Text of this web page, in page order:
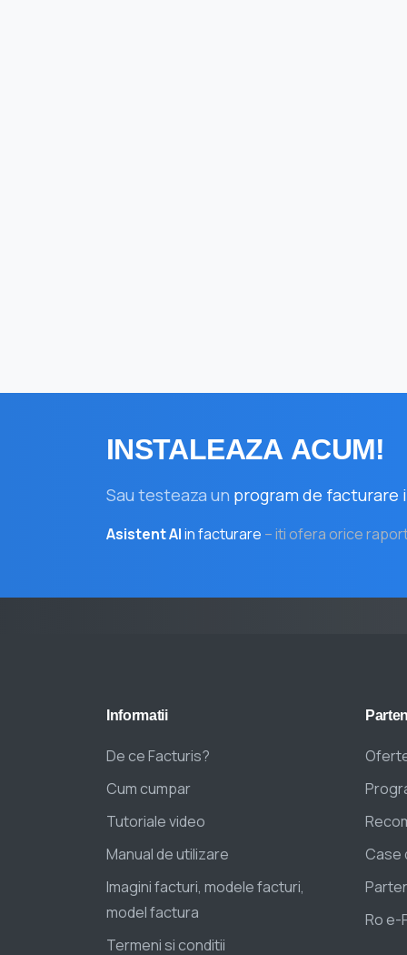
INSTALEAZA ACUM!
Sau testeaza un program de
Asistent AIin facturare – iti ofera orice
Informatii
De ce Facturis?
Cum cumpar
Tutoriale video
Manual de utilizare
Imagini facturi, modele facturi,
model factura
Termeni si conditii
Case
Ro e-